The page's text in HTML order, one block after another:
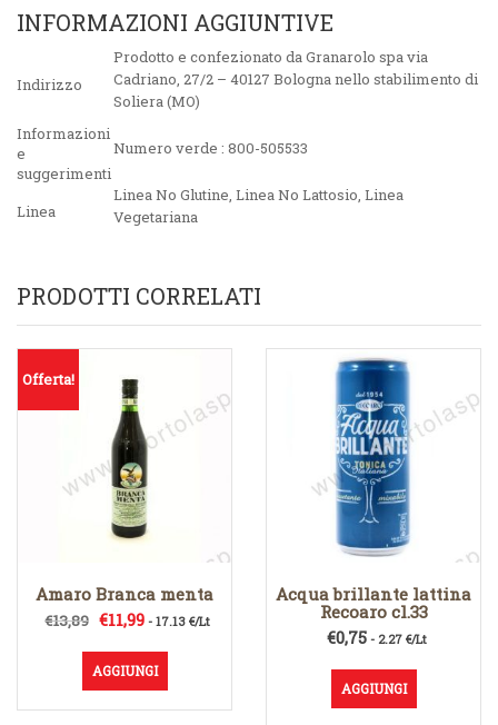
INFORMAZIONI AGGIUNTIVE
Indirizzo
Prodotto e confezionato da Granarolo spa via
Cadriano, 27/2 – 40127 Bologna nello stabilimento di
Soliera (MO)
Informazioni
e
suggerimenti
Numero verde : 800-505533
Linea
Linea No Glutine, Linea No Lattosio, Linea
Vegetariana
PRODOTTI CORRELATI
Offerta!
Amaro Branca menta
€13,89 Il
originale
era:
€13,89.
€11,99Il
attuale
è:
€11,99.
- 17.13 €/Lt
AGGIUNGI
Acqua brillante lattina
Recoaro cl.33
€0,75- 2.27 €/Lt
AGGIUNGI